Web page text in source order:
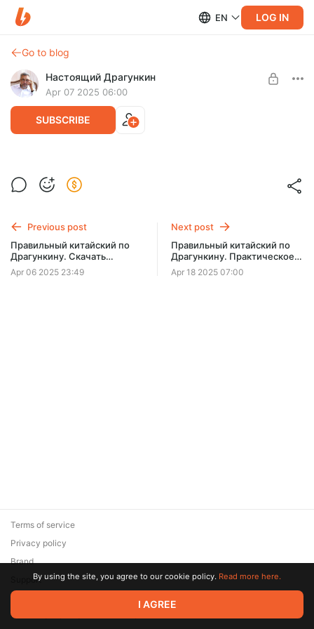
EN LOG IN
Go to blog
Настоящий Драгункин
Apr 07 2025 06:00
SUBSCRIBE
Правильный китайский по Драгункину.
Первый у
pronunciation-i/
UNLOCK POST
Previous post
Правильный китайский по
Драгункину. Скачать
конспект лекций
Apr 06 2025 23:49
Next post
Правильный китайский по
Драгункину. Практическое
занятие
Apr 18 2025 07:00
© 2026 Zaya Solutions Limited. All rights reserved. All trademarks
are the property of their respective owners.
Terms of service
Privacy policy
Brand
SupportBy using the site, you agree to our cookie policy. Read more here.
I AGREE